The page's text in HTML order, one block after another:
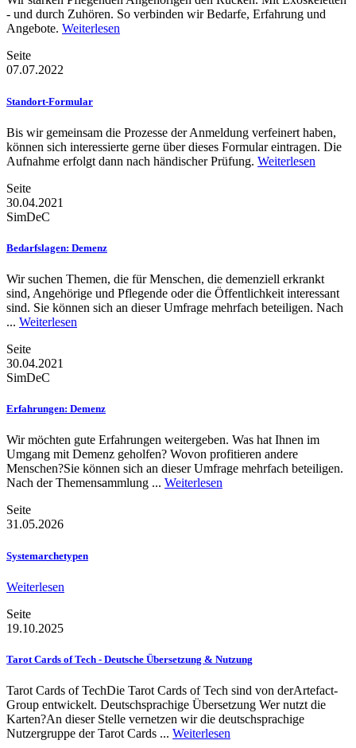
- und durch Zuhören. So verbinden wir Bedarfe, Erfahrung und
Angebote. Weiterlesen
Seite
07.07.2022
Standort-Formular
Bis wir gemeinsam die Prozesse der Anmeldung verfeinert haben,
können sich interessierte gerne über dieses Formular eintragen. Die
Aufnahme erfolgt dann nach händischer Prüfung. Weiterlesen
Seite
30.04.2021
SimDeC
Bedarfslagen: Demenz
Wir suchen Themen, die für Menschen, die demenziell erkrankt
sind, Angehörige und Pflegende oder die Öffentlichkeit interessant
sind. Sie können sich an dieser Umfrage mehrfach beteiligen. Nach
... Weiterlesen
Seite
30.04.2021
SimDeC
Erfahrungen: Demenz
Wir möchten gute Erfahrungen weitergeben. Was hat Ihnen im
Umgang mit Demenz geholfen? Wovon profitieren andere
Menschen?Sie können sich an dieser Umfrage mehrfach beteiligen.
Nach der Themensammlung ... Weiterlesen
Seite
31.05.2026
Systemarchetypen
Weiterlesen
Seite
19.10.2025
Tarot Cards of Tech - Deutsche Übersetzung & Nutzung
Tarot Cards of TechDie Tarot Cards of Tech sind von derArtefact-
Group entwickelt. Deutschsprachige Übersetzung Wer nutzt die
Karten?An dieser Stelle vernetzen wir die deutschsprachige
Nutzergruppe der Tarot Cards ... Weiterlesen